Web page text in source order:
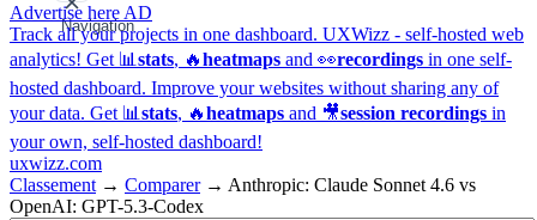
Navigation
Advertise here AD
Track all your projects in one dashboard. UXWizz - self-hosted web
analytics! Get 📊 stats, 🔥heatmaps and 👀recordings in one self-
hosted dashboard. Improve your websites without sharing any of
your data. Get 📊 stats, 🔥heatmaps and 🎥session recordings in
your own, self-hosted dashboard!
uxwizz.com
Classement → Comparer → Anthropic: Claude Sonnet 4.6 vs
OpenAI: GPT-5.3-Codex